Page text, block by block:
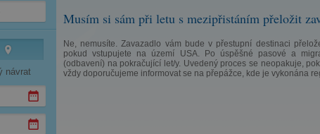
návrat
Musím si sám při letu s mezipřistáním přeložit
Ne, nemusíte. Zavazadlo vám bude v přestupní destinaci
pokud vstupujete na území USA. Po úspěšné pasové a
(odbavení) na pokračující let/y. Uvedený proces se neopakuje,
vždy doporučujeme informovat se na přepážce, kde je vykonána